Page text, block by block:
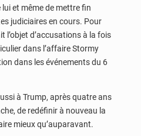
et même de mettre fin
judiciaires en cours. Pour
l’objet d’accusations à la fois
dans l’affaire Stormy
dans les événements du 6
à Trump, après quatre ans
de redéfinir à nouveau la
mieux qu’auparavant.